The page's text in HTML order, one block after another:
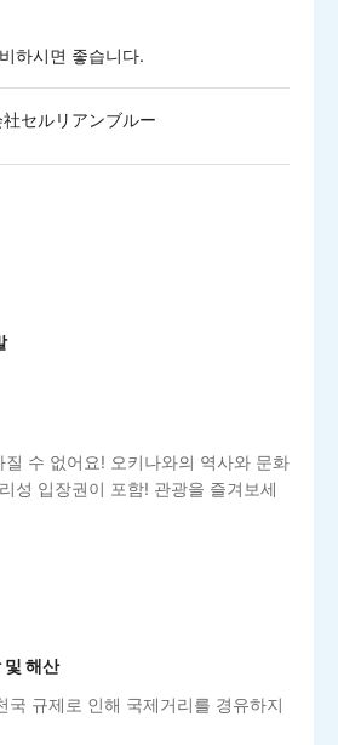
하시면 좋습니다.
セルリアンブルー
질 수 없어요! 오키나와의 역사와 문화
성 입장권이 포함! 관광을 즐겨보세
해산
국 규제로 인해 국제거리를 경유하지